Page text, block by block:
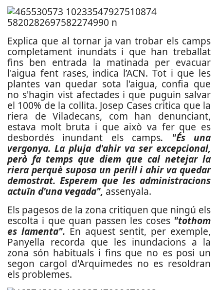
Explica que al tornar ja van trobar els camps
completament inundats i que han treballat
fins ben entrada la matinada per evacuar
l'aigua fent rases, indica l’ACN. Tot i que les
plantes van quedar sota l'aigua, confia que
no s'hagin vist afectades i que puguin salvar
el 100% de la collita. Josep Cases critica que la
riera de Viladecans, com han denunciant,
estava molt bruta i que això va fer que es
desbordés inundant els camps. "És una
vergonya. La pluja d'ahir va ser excepcional,
però fa temps que diem que cal netejar la
riera perquè suposa un perill i ahir va quedar
demostrat. Esperem que les administracions
actuïn d'una vegada", assenyala.
Els pagesos de la zona critiquen que ningú els
escolta i que quan passen les coses "tothom
es lamenta". En aquest sentit, per exemple,
Panyella recorda que les inundacions a la
zona són habituals i fins que no es posi un
segon cargol d'Arquímedes no es resoldran
els problemes.